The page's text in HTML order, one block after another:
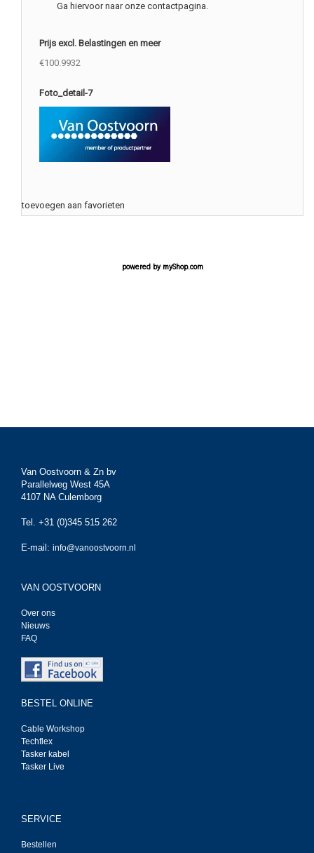
Ga hiervoor naar onze contactpagina.
Prijs excl. Belastingen en meer
€100.9932
Foto_detail-7
toevoegen aan favorieten
powered by myShop.com
Van Oostvoorn & Zn bv
Parallelweg West 45A
4107 NA Culemborg
Tel. +31 (0)345 515 262
E-mail: info@vanoostvoorn.nl
VAN OOSTVOORN
Over ons
Nieuws
FAQ
BESTEL ONLINE
Cable Workshop
Techflex
Tasker kabel
Tasker Live
SERVICE
Bestellen